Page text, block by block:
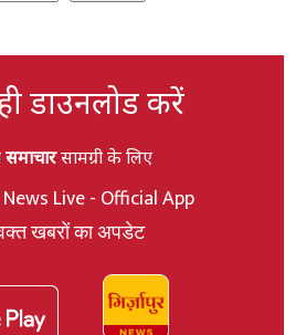
डाउनलोड करें
समाचारसामग्री के लिए
Live - Official App
खबरों का अपडेट